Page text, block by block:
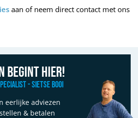
aan of neem direct contact met ons
begint hier!
- Sietse Booi
eerlijke adviezen
& betalen